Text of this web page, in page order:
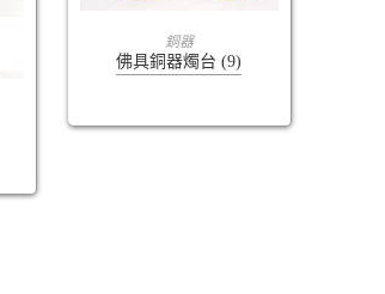
查看內容
銅器
佛具銅器燭台 (9)